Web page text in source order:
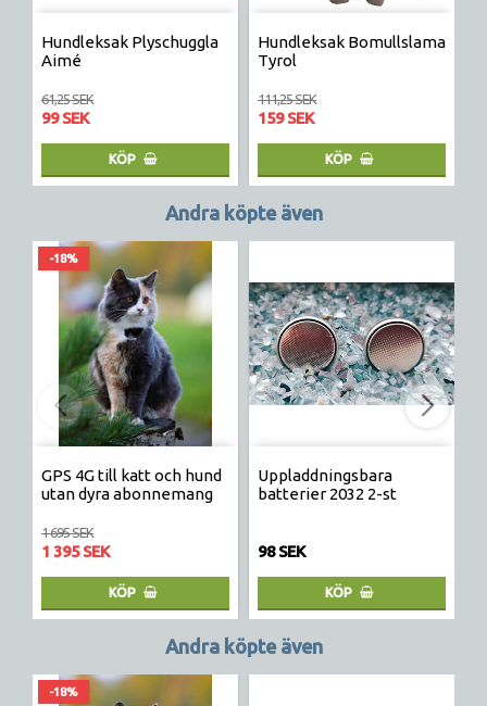
Hundleksak Plyschuggla
Aimé
61,25 SEK
99 SEK
KÖP
Hundleksak Bomullslama
Tyrol
111,25 SEK
159 SEK
KÖP
Andra köpte även
-18%
GPS 4G till katt och hund
utan dyra abonnemang
1 695 SEK
1 395 SEK
KÖP
Uppladdningsbara
batterier 2032 2-st
98 SEK
KÖP
Andra köpte även
-18%